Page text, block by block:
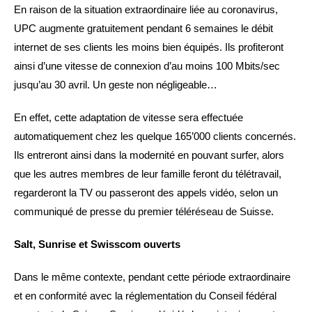
En raison de la situation extraordinaire liée au coronavirus,
UPC augmente gratuitement pendant 6 semaines le débit
internet de ses clients les moins bien équipés. Ils profiteront
ainsi d’une vitesse de connexion d’au moins 100 Mbits/sec
jusqu’au 30 avril. Un geste non négligeable…
En effet, cette adaptation de vitesse sera effectuée
automatiquement chez les quelque 165’000 clients concernés.
Ils entreront ainsi dans la modernité en pouvant surfer, alors
que les autres membres de leur famille feront du télétravail,
regarderont la TV ou passeront des appels vidéo, selon un
communiqué de presse du premier téléréseau de Suisse.
Salt, Sunrise et Swisscom ouverts
Dans le même contexte, pendant cette période extraordinaire
et en conformité avec la réglementation du Conseil fédéral